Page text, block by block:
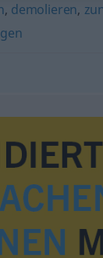
, demolieren,